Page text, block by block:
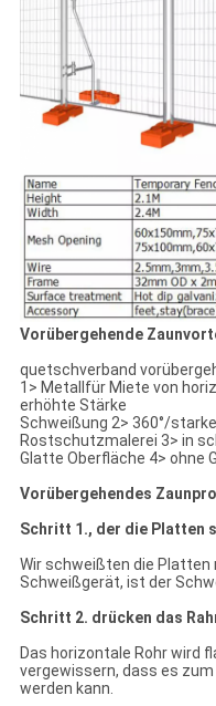
Vorübergehende
quetschverband
1> Metallfür Miete von
erhöhte Stärke
Schweißung 2> 360°/
Rostschutzmalerei 3> in
Glatte Oberfläche 4> ohne
Vorübergehendes
Schritt 1., der die Platten
Wir schweißten die
Schweißgerät, ist der
Schritt 2. drücken das
Das horizontale Rohr wird
vergewissern, dass es
werden kann.